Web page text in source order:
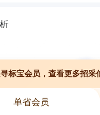
标宝会员，查看更多招采
单省会员